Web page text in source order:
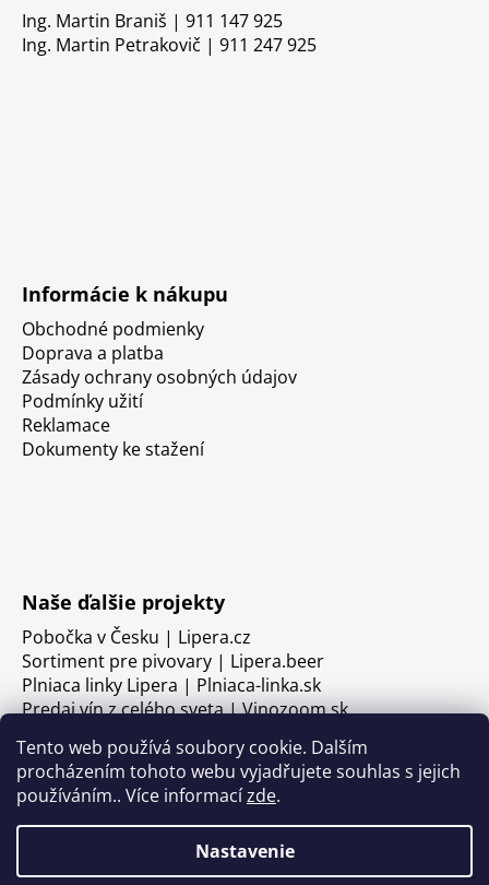
Tento web používá soubory cookie. Dalším
procházením tohoto webu vyjadřujete souhlas s jejich
používáním.. Více informacízde.
Nastavenie
Ing. Martin Braniš | 911 147 925
Ing. Martin Petrakovič | 911 247 925
Informácie k nákupu
Obchodné podmienky
Doprava a platba
Zásady ochrany osobných údajov
Podmínky užití
Reklamace
Dokumenty ke stažení
Naše ďalšie projekty
Pobočka v Česku | Lipera.cz
Sortiment pre pivovary | Lipera.beer
Plniaca linky Lipera | Plniaca-linka.sk
Predaj vín z celého sveta | Vinozoom.sk